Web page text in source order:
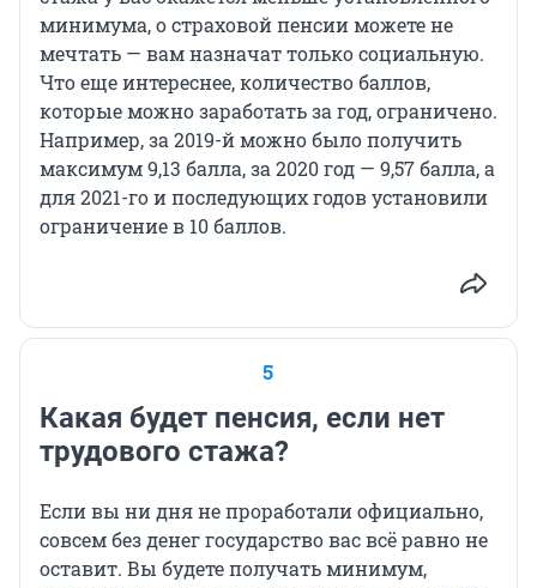
минимума, о страховой пенсии можете не
мечтать — вам назначат только социальную.
Что еще интереснее, количество баллов,
которые можно заработать за год, ограничено.
Например, за 2019-й можно было получить
максимум 9,13 балла, за 2020 год — 9,57 балла, а
для 2021-го и последующих годов установили
ограничение в 10 баллов.
5
Какая будет пенсия, если нет
трудового стажа?
Если вы ни дня не проработали официально,
совсем без денег государство вас всё равно не
оставит. Вы будете получать минимум,